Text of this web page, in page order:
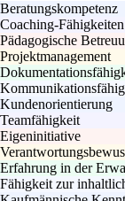
Beratungskompetenz
Coaching-Fähigkeiten
Pädagogische
Projektmanagement
Kundenorientierung
Teamfähigkeit
Eigeninitiative
Erfahrung in der
Fähigkeit zur